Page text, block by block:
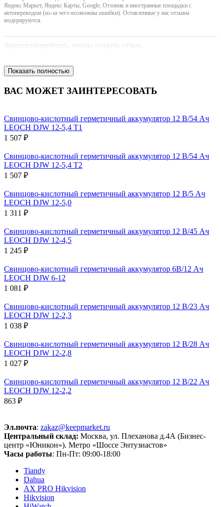
Яндекс Маркет, Яндекс Карты, Google, Отзовик и иностранные площадки с
автопереводом (из-за чего возможны ошибки). Оставленные у нас отзывы
модерируются.
Зарегистрируйтесь, чтобы создать отзыв.
Показать полностью
ВАС МОЖЕТ ЗАИНТЕРЕСОВАТЬ
Свинцово-кислотный герметичный аккумулятор 12 В/54 Ач
LEOCH DJW 12-5,4 T1
1 507 ₽
Свинцово-кислотный герметичный аккумулятор 12 В/54 Ач
LEOCH DJW 12-5,4 T2
1 507 ₽
Свинцово-кислотный герметичный аккумулятор 12 В/5 Ач
LEOCH DJW 12-5,0
1 311 ₽
Свинцово-кислотный герметичный аккумулятор 12 В/45 Ач
LEOCH DJW 12-4,5
1 245 ₽
Свинцово-кислотный герметичный аккумулятор 6В/12 Ач
LEOCH DJW 6-12
1 081 ₽
Свинцово-кислотный герметичный аккумулятор 12 В/23 Ач
LEOCH DJW 12-2,3
1 038 ₽
Свинцово-кислотный герметичный аккумулятор 12 В/28 Ач
LEOCH DJW 12-2,8
1 027 ₽
Свинцово-кислотный герметичный аккумулятор 12 В/22 Ач
LEOCH DJW 12-2,2
863 ₽
Эл.почта: zakaz@keepmarket.ru
Центральный склад: Москва, ул. Плеханова д.4А (Бизнес-
центр «Юникон»). Метро «Шоссе Энтузиастов»
Часы работы: Пн-Пт: 09:00-18:00
Tiandy
Dahua
AX PRO Hikvision
Hikvision